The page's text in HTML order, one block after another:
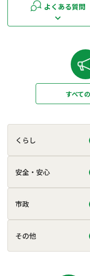
よくある質問
すべて
くらし
安全・安心
市政
その他